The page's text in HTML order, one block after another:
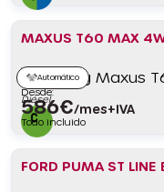
MAXUS T60 MAX
Automático
Diésel
Desde:
586€/mes+IVA
Todo incluido
FORD PUMA ST